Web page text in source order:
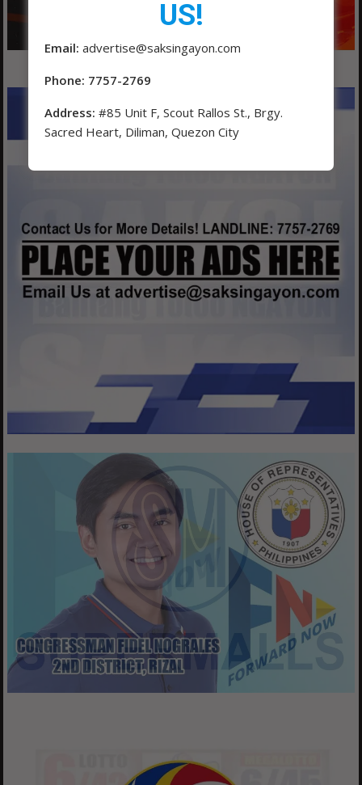
US!
Email: advertise@saksingayon.com
Phone: 7757-2769
Address: #85 Unit F, Scout Rallos St., Brgy.
Sacred Heart, Diliman, Quezon City